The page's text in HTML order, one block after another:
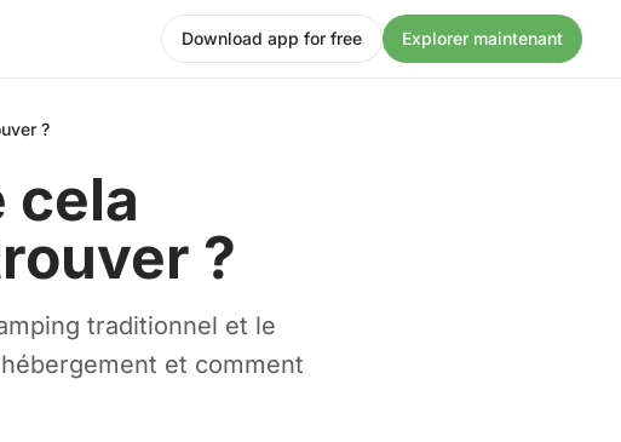
Download app for free Explorer maintenant
?
cela
?
traditionnel et le
et comment